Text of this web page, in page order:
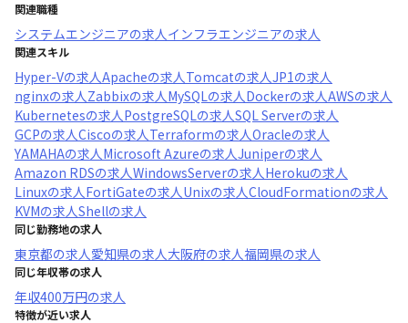
関連職種
システムエンジニアの求人インフラエンジニアの求人
関連スキル
Hyper-Vの求人Apacheの求人Tomcatの求人JP1の求人
nginxの求人Zabbixの求人MySQLの求人Dockerの求人AWSの求人
Kubernetesの求人PostgreSQLの求人SQL Serverの求人
GCPの求人Ciscoの求人Terraformの求人Oracleの求人
YAMAHAの求人Microsoft Azureの求人Juniperの求人
Amazon RDSの求人WindowsServerの求人Herokuの求人
Linuxの求人FortiGateの求人Unixの求人CloudFormationの求人
KVMの求人Shellの求人
同じ勤務地の求人
東京都の求人愛知県の求人大阪府の求人福岡県の求人
同じ年収帯の求人
年収400万円の求人
特徴が近い求人